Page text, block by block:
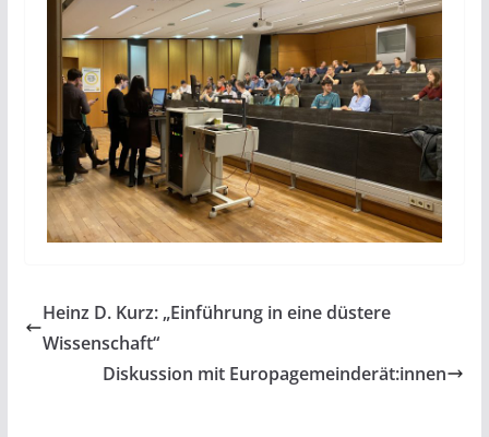
Heinz D. Kurz: „Einführung in eine düstere
Wissenschaft“
Diskussion mit Europagemeinderät:innen